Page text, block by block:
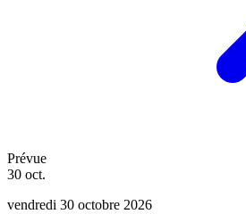
Prévue
30 oct.
vendredi 30 octobre 2026